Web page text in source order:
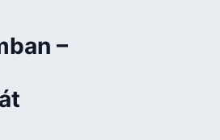
–